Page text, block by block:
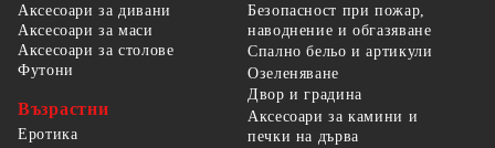
Аксесоари за дивани
Аксесоари за маси
Аксесоари за столове
Футони
Възрастни
Еротика
Безопасност при пожар,
наводнение и обгазяване
Спално бельо и артикули
Озеленяване
Двор и градина
Аксесоари за камини и
печки на дърва